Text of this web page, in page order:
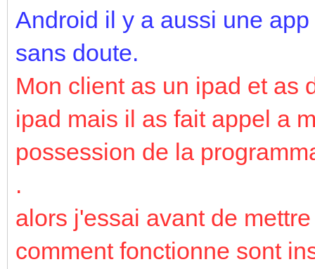
Android il y a aussi une
sans doute.
Mon client as un ipad et as
ipad mais il as fait appel a
possession de la
.
alors j'essai avant de
comment fonctionne sont